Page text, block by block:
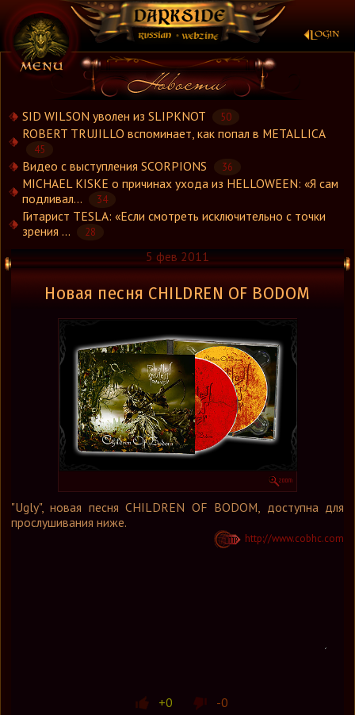
×
Новости
Новости.Рус
Концерты
Группы
Рецензии
Интервью
Стили
Графика
Форум
Ссылки
Контакты
SID WILSON уволен из SLIPKNOT 50
ROBERT TRUJILLO вспоминает, как попал в METALLICA
45
Видео с выступления SCORPIONS 36
MICHAEL KISKE о причинах ухода из HELLOWEEN: «Я сам
подливал...
34
Гитарист TESLA: «Если смотреть исключительно с точки
зрения ...
28
5 фев 2011
Новая песня CHILDREN OF BODOM
"Ugly", новая песня CHILDREN OF BODOM, доступна для
прослушивания ниже.
http://www.cobhc.com
+0 -0